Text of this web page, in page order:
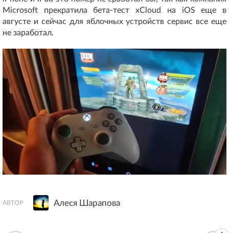
Microsoft прекратила бета-тест xCloud на iOS еще в
августе и сейчас для яблочных устройств сервис все еще
не заработал.
АВТОР Алеся Шарапова